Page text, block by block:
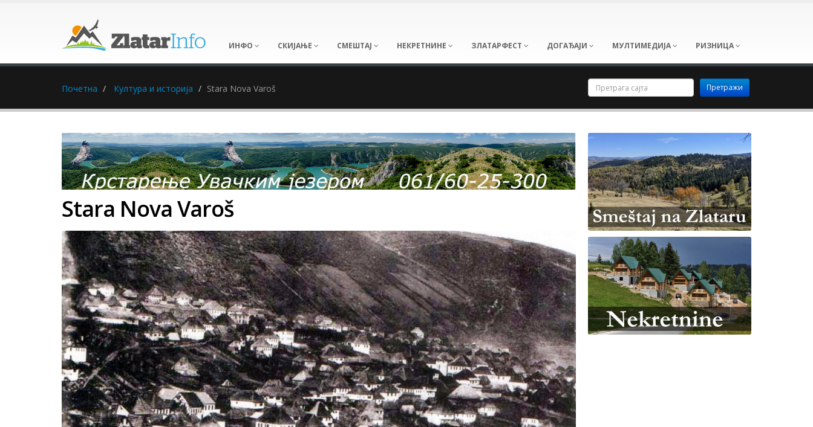
ИНФО СКИЈАЊЕ СМЕШТАЈ НЕКРЕТНИНЕ ЗЛАТАРФЕСТ ДОГАЂАЈИ МУЛТИМЕДИЈА РИЗНИЦА
Почетна Култура и историја Stara Nova Varoš
Stara Nova Varoš